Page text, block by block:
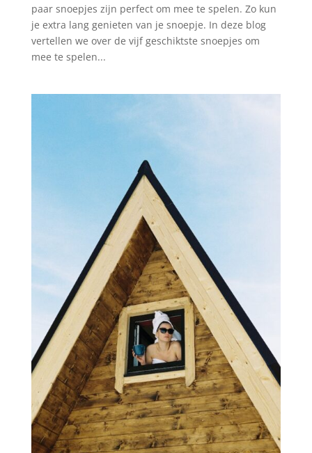
paar snoepjes zijn perfect om mee te spelen. Zo kun
je extra lang genieten van je snoepje. In deze blog
vertellen we over de vijf geschiktste snoepjes om
mee te spelen...